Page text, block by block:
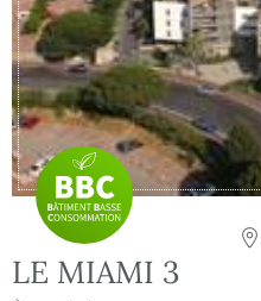
LE MIAMI 3